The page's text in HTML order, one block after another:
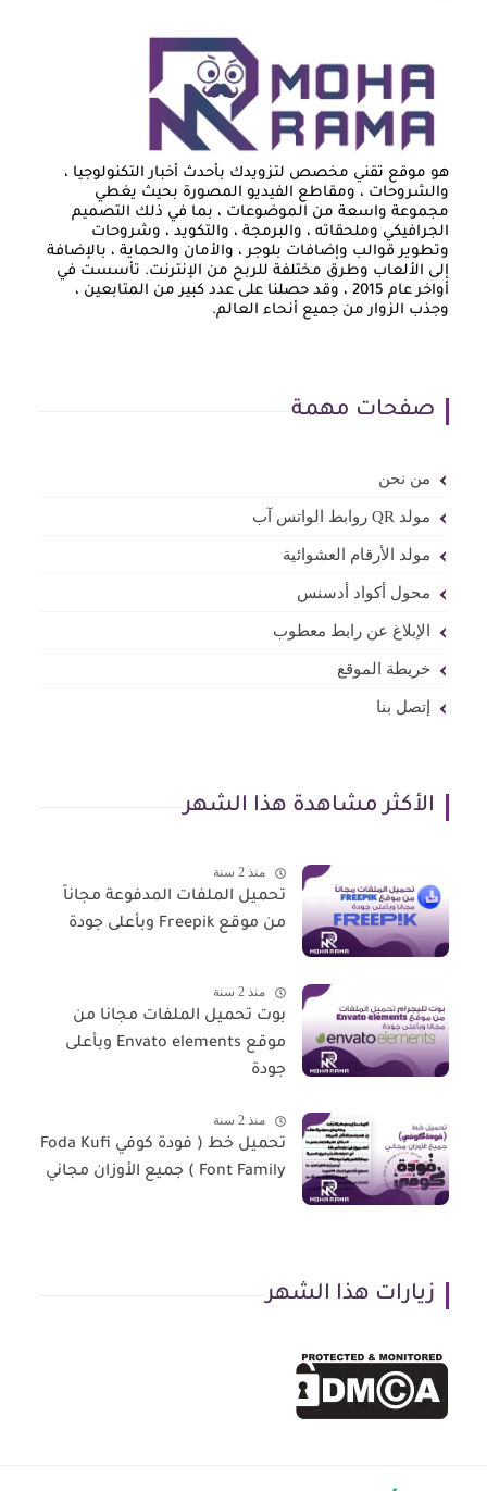
هو موقع تقني مخصص لتزويدك بأحدث أخبار التكنولوجيا ،
والشروحات ، ومقاطع الفيديو المصورة بحيث يغطي
مجموعة واسعة من الموضوعات ، بما في ذلك التصميم
الجرافيكي وملحقاته ، والبرمجة ، والتكويد ، وشروحات
وتطوير قوالب وإضافات بلوجر ، والأمان والحماية ، بالإضافة
إلى الألعاب وطرق مختلفة للربح من الإنترنت. تأسست في
أواخر عام 2015 ، وقد حصلنا على عدد كبير من المتابعين ،
وجذب الزوار من جميع أنحاء العالم.
صفحات مهمة
من نحن
مولد QR روابط الواتس آب
مولد الأرقام العشوائية
محول أكواد أدسنس
الإبلاغ عن رابط معطوب
خريطة الموقع
إتصل بنا
الأكثر مشاهدة هذا الشهر
منذ 2 سنة
تحميل الملفات المدفوعة مجاناً
من موقع Freepik وبأعلى جودة
منذ 2 سنة
بوت تحميل الملفات مجانا من
موقع Envato elements وبأعلى
جودة
منذ 2 سنة
تحميل خط ( فودة كوفي Foda Kufi
Font Family ) جميع الأوزان مجاني
زيارات هذا الشهر